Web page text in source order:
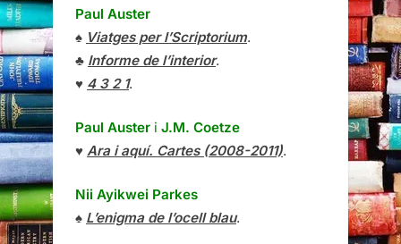
Paul Auster
♠ Viatges per l’Scriptorium.
♣ Informe de l’interior.
♥ 4 3 2 1.
Paul Auster i J.M. Coetze
♥ Ara i aquí. Cartes (2008-2011).
Nii Ayikwei Parkes
♠ L’enigma de l’ocell blau.